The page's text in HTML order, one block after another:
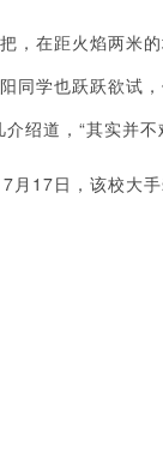
在距火焰两米
学也跃跃欲试
绍道，“其实并
月17日，该校大